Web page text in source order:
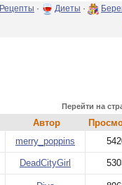
Рецепты · Диеты ·
Перейти на
Автор
merry_poppins
DeadCityGirl